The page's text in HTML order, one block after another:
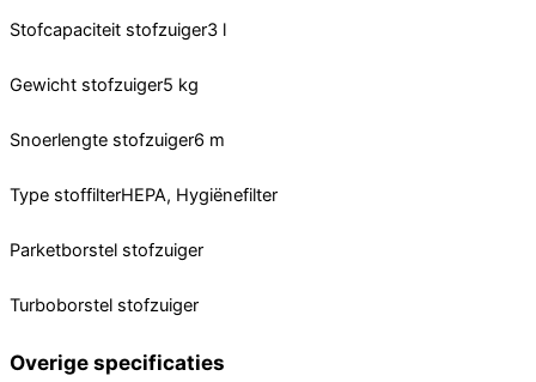
Stofcapaciteit stofzuiger3 l
Gewicht stofzuiger5 kg
Snoerlengte stofzuiger6 m
Type stoffilterHEPA, Hygiënefilter
Parketborstel stofzuiger
Turboborstel stofzuiger
Overige specificaties